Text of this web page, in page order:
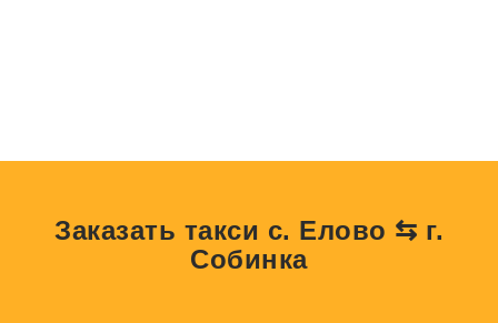
Заказать такси с. Елово ⇆ г.
Собинка